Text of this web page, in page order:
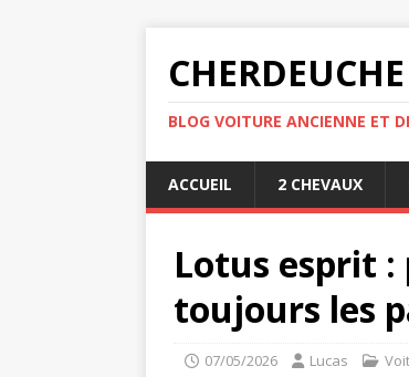
CHERDEUCHE
BLOG VOITURE ANCIENNE ET
ACCUEIL 2 CHEVAUX
Lotus esprit
toujours les
07/05/2026 Lucas